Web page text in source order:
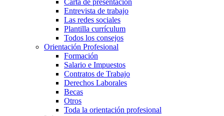
Carta de presentación
Entrevista de trabajo
Las redes sociales
Plantilla currículum
Todos los consejos
Orientación Profesional
Formación
Salario e Impuestos
Contratos de Trabajo
Derechos Laborales
Becas
Otros
Toda la orientación profesional